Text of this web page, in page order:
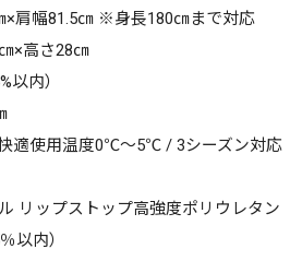
×肩幅81.5㎝ ※身長180㎝まで対応
×高さ28㎝
内）
適使用温度0℃～5℃ / 3シーズン対応
リップストップ高強度ポリウレタン
以内）